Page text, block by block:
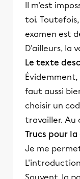
Il m'est
toi.
examen est
D'ailleurs, la
Le texte
faut aussi
choisir un
travailler. Au
Trucs pour
Je me